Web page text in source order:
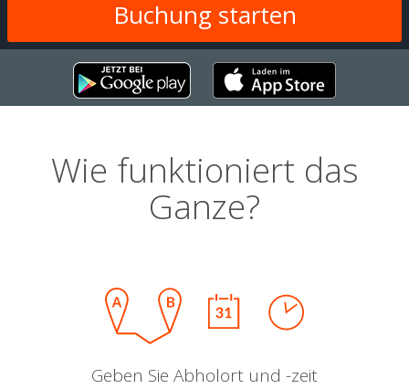
Wie funktioniert das
Ganze?
Geben Sie Abholort und -zeit